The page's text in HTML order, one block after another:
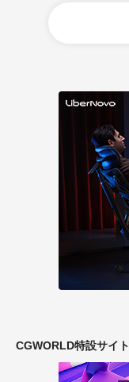
CGWORLD特設サイト